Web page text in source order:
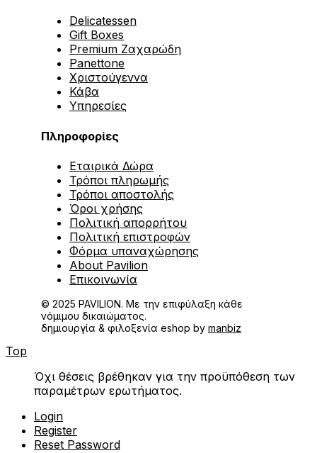
Delicatessen
Gift Boxes
Premium Ζαχαρώδη
Panettone
Χριστούγεννα
Κάβα
Υπηρεσίες
Πληροφορίες
Εταιρικά Δώρα
Τρόποι πληρωμής
Τρόποι αποστολής
Όροι χρήσης
Πολιτική απορρήτου
Πολιτική επιστροφών
Φόρμα υπαναχώρησης
About Pavilion
Επικοινωνία
© 2025 PAVILION. Με την επιφύλαξη κάθε
νόμιμου δικαιώματος.
δημιουργία & φιλοξενία eshop by manbiz
Top
Όχι θέσεις βρέθηκαν για την προϋπόθεση των
παραμέτρων ερωτήματος.
Login
Register
Reset Password